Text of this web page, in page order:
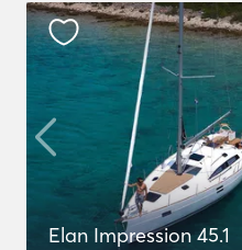
Elan Impression 45.1